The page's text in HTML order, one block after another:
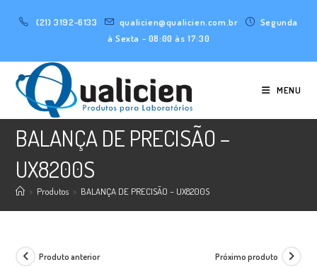
conteúdo
(21) 3192-6133 qualicien@qualicien.com.br
Segunda
à Sexta - 08:00 às 17:30
MENU
BALANÇA DE PRECISÃO –
UX8200S
> Produtos > BALANÇA DE PRECISÃO – UX8200S
Produto anterior Próximo produto